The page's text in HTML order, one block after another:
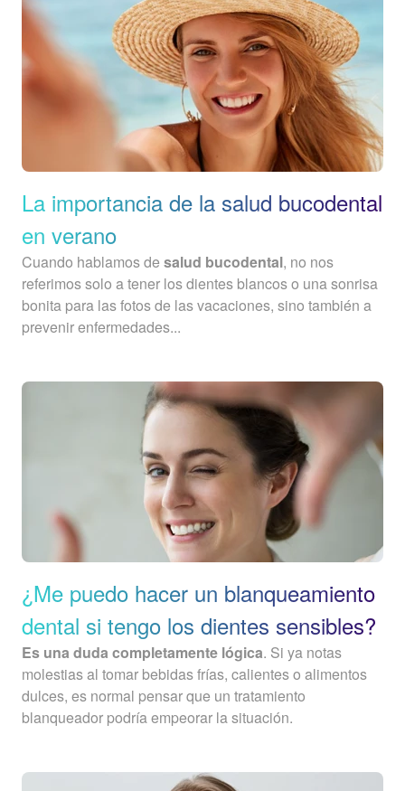
La importancia de la salud bucodental
en verano
Cuando hablamos de salud bucodental, no nos
referimos solo a tener los dientes blancos o una sonrisa
bonita para las fotos de las vacaciones, sino también a
prevenir enfermedades...
¿Me puedo hacer un blanqueamiento
dental si tengo los dientes sensibles?
Es una duda completamente lógica. Si ya notas
molestias al tomar bebidas frías, calientes o alimentos
dulces, es normal pensar que un tratamiento
blanqueador podría empeorar la situación.